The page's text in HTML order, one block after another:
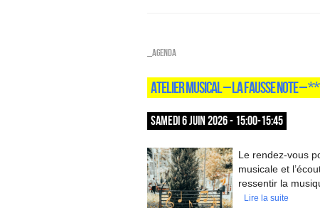
_Agenda
ATELIER MUSICAL – LA FAUSSE NOTE
SAMEDI 6 JUIN 2026 - 15:00-15:45
Le rendez-vous
musicale et
ressentir la
Lire la suite